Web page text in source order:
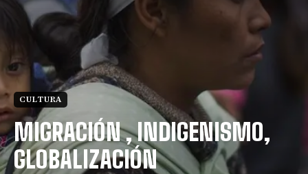
CULTURA
MIGRACIÓN , INDIGENISMO,
GLOBALIZACIÓN